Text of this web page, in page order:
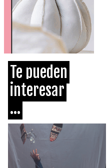
Te pueden
interesar
...